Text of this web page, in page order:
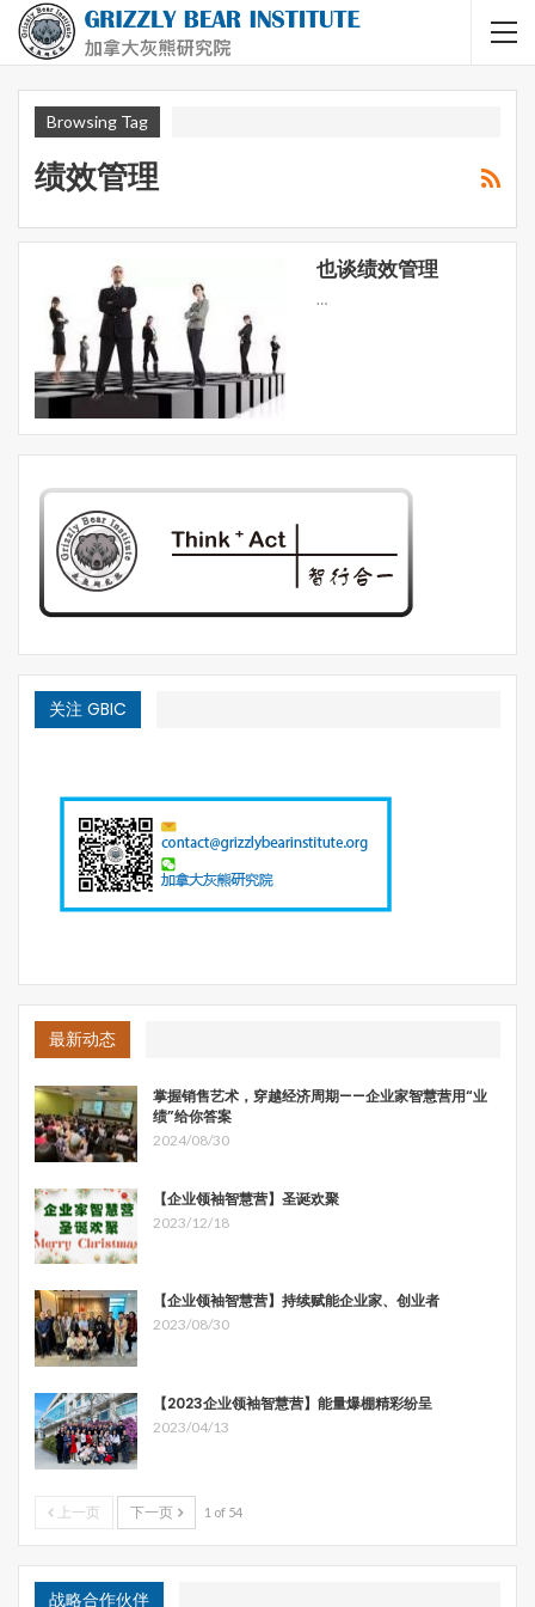
Browsing Tag
绩效管理
也谈绩效管理
…
关注 GBIC
最新动态
掌握销售艺术，穿越经济周期——企业家智慧营用“业
绩”给你答案
2024/08/30
【企业领袖智慧营】圣诞欢聚
2023/12/18
【企业领袖智慧营】持续赋能企业家、创业者
2023/08/30
【2023企业领袖智慧营】能量爆棚精彩纷呈
2023/04/13
上一页 下一页 1 of 54
战略合作伙伴